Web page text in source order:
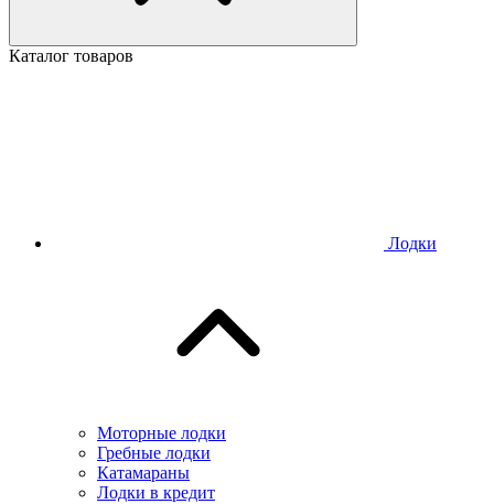
Каталог товаров
Лодки
Моторные лодки
Гребные лодки
Катамараны
Лодки в кредит